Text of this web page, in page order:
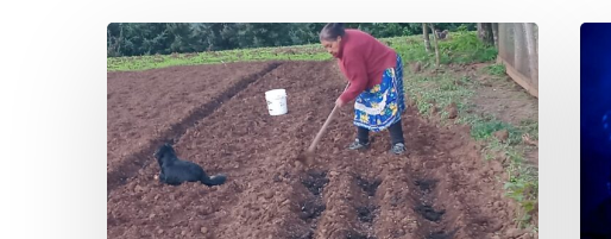
«La
privatización
de
las
semillas
de